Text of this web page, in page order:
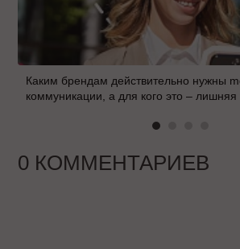
Каким брендам действительно нужны
коммуникации, а для кого это – лишняя
0 КОММЕНТАРИЕВ